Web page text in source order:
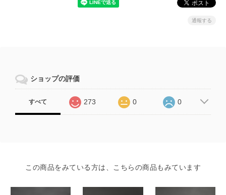
通報する
ショップの評価
すべて 273 0 0
この商品をみている方は、こちらの商品もみています